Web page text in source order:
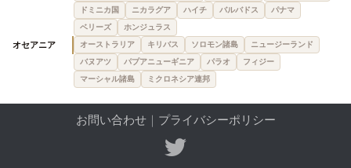
ドミニカ国
ニカラグア ハイチ バルバドス
パナマ
ベリーズ
ホンジュラス
オセアニア オーストラリア キリバス ソロモン諸島
ニュージーランド
バヌアツ
パプアニューギニア パラオ
フィジー
マーシャル諸島
ミクロネシア連邦
お問い合わせ｜ プライバシーポリシー